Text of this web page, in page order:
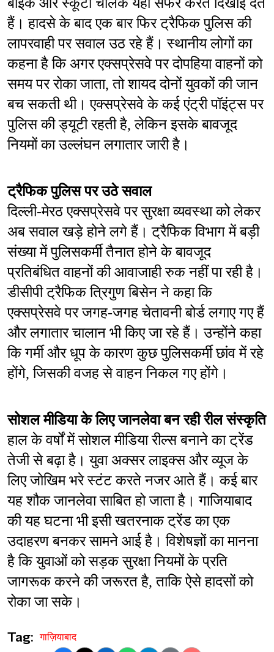
बाइक और स्कूटी चालक यहां सफर करते दिखाई देते
हैं। हादसे के बाद एक बार फिर ट्रैफिक पुलिस की
लापरवाही पर सवाल उठ रहे हैं। स्थानीय लोगों का
कहना है कि अगर एक्सप्रेसवे पर दोपहिया वाहनों को
समय पर रोका जाता, तो शायद दोनों युवकों की जान
बच सकती थी। एक्सप्रेसवे के कई एंट्री पॉइंट्स पर
पुलिस की ड्यूटी रहती है, लेकिन इसके बावजूद
नियमों का उल्लंघन लगातार जारी है।
ट्रैफिक पुलिस पर उठे सवाल
दिल्ली-मेरठ एक्सप्रेसवे पर सुरक्षा व्यवस्था को लेकर
अब सवाल खड़े होने लगे हैं। ट्रैफिक विभाग में बड़ी
संख्या में पुलिसकर्मी तैनात होने के बावजूद
प्रतिबंधित वाहनों की आवाजाही रुक नहीं पा रही है।
डीसीपी ट्रैफिक त्रिगुण बिसेन ने कहा कि
एक्सप्रेसवे पर जगह-जगह चेतावनी बोर्ड लगाए गए हैं
और लगातार चालान भी किए जा रहे हैं। उन्होंने कहा
कि गर्मी और धूप के कारण कुछ पुलिसकर्मी छांव में रहे
होंगे, जिसकी वजह से वाहन निकल गए होंगे।
सोशल मीडिया के लिए जानलेवा बन रही रील संस्कृति
हाल के वर्षों में सोशल मीडिया रील्स बनाने का ट्रेंड
तेजी से बढ़ा है। युवा अक्सर लाइक्स और व्यूज के
लिए जोखिम भरे स्टंट करते नजर आते हैं। कई बार
यह शौक जानलेवा साबित हो जाता है। गाजियाबाद
की यह घटना भी इसी खतरनाक ट्रेंड का एक
उदाहरण बनकर सामने आई है। विशेषज्ञों का मानना
है कि युवाओं को सड़क सुरक्षा नियमों के प्रति
जागरूक करने की जरूरत है, ताकि ऐसे हादसों को
रोका जा सके।
Tag: गाज़ियाबाद